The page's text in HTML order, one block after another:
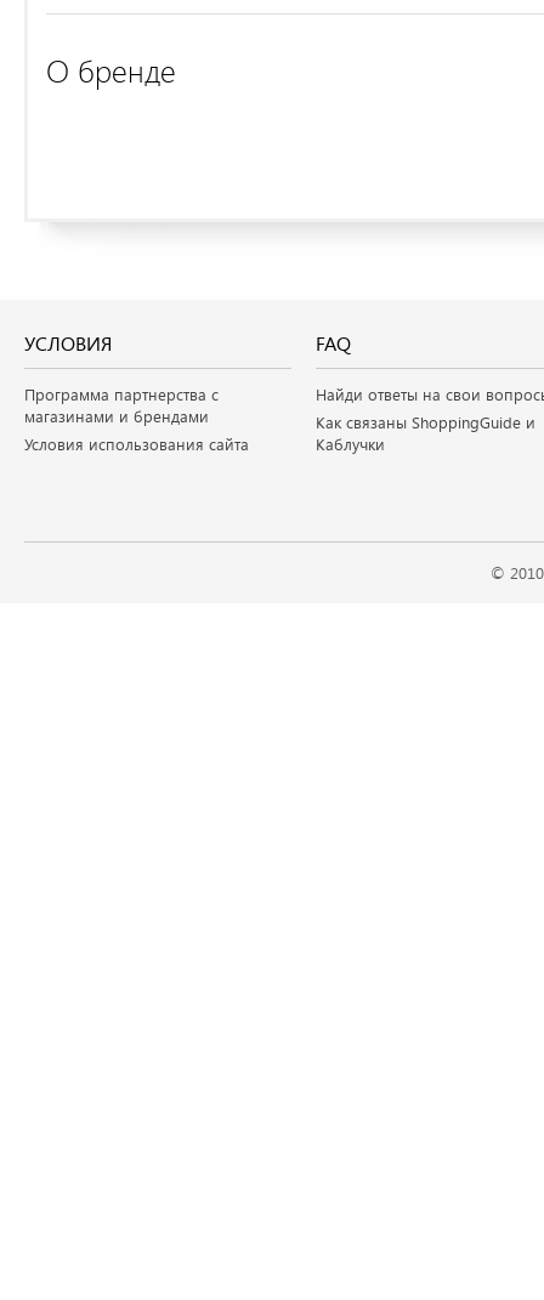
О бренде
УСЛОВИЯ
Программа партнерства с
магазинами и брендами
Условия использования сайта
FAQ
Найди ответы на свои
Как связаны ShoppingGuide и
Каблучки
©